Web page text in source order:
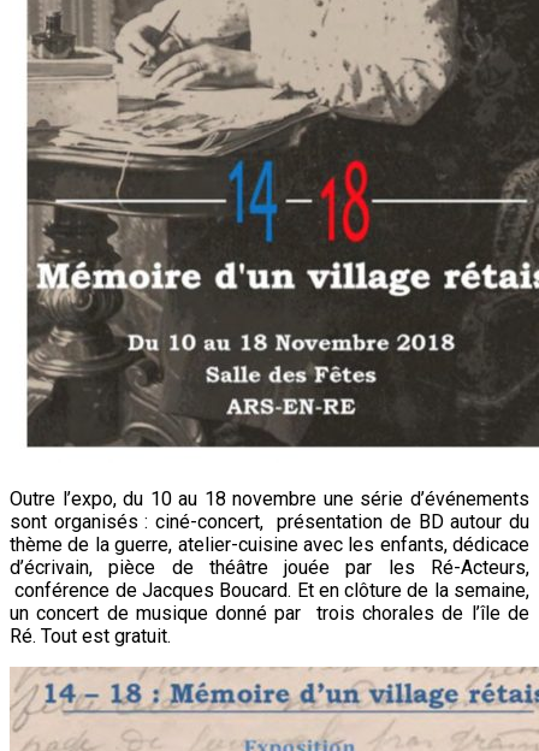
Outre l’expo, du 10 au 18 novembre une série d’événements
sont organisés : ciné-concert, présentation de BD autour du
thème de la guerre, atelier-cuisine avec les enfants, dédicace
d’écrivain, pièce de théâtre jouée par les Ré-Acteurs,
conférence de Jacques Boucard. Et en clôture de la semaine,
un concert de musique donné par trois chorales de l’île de
Ré. Tout est gratuit.